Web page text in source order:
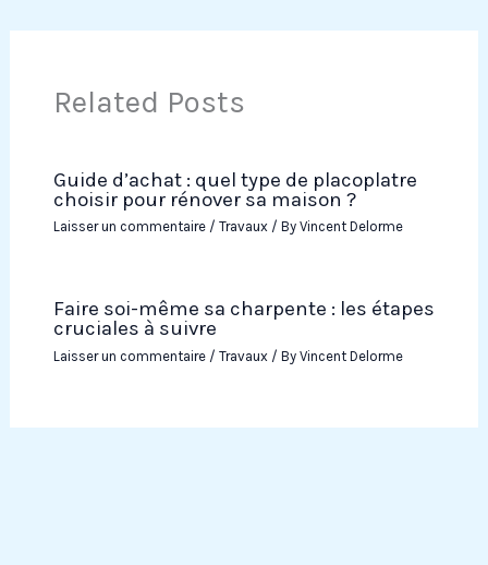
Related Posts
Guide d’achat : quel type de placoplatre
choisir pour rénover sa maison ?
Laisser un commentaire / Travaux/ By Vincent Delorme
Faire soi-même sa charpente : les étapes
cruciales à suivre
Laisser un commentaire / Travaux/ By Vincent Delorme